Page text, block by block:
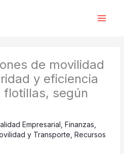
de movilidad
y eficiencia
flotillas, según
Empresarial Finanzas
y Transporte Recursos